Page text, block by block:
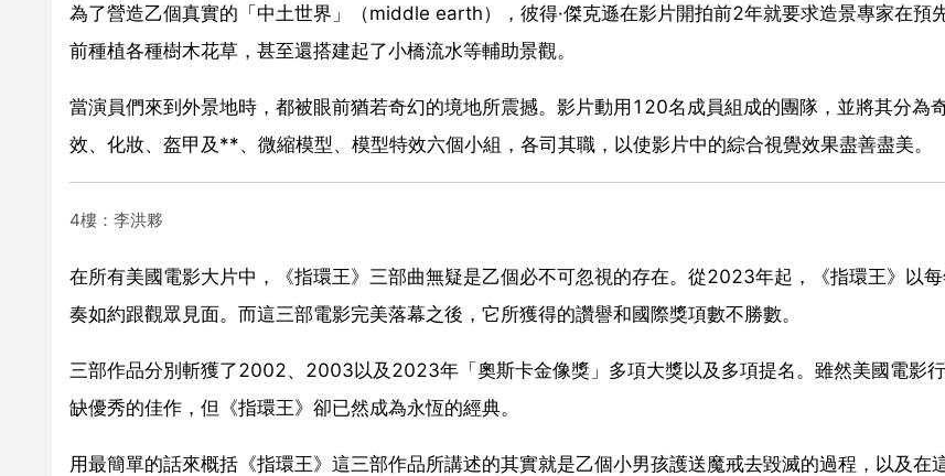
為了營造乙個真實的「中土世界」（middle earth），彼得·傑克遜在影片開拍前2年就要求造景專家在預
前種植各種樹木花草，甚至還搭建起了小橋流水等輔助景觀。
當演員們來到外景地時，都被眼前猶若奇幻的境地所震撼。影片動用120名成員組成的團隊，並將其分為
效、化妝、盔甲及**、微縮模型、模型特效六個小組，各司其職，以使影片中的綜合視覺效果盡善盡美。
4樓：李洪夥
在所有美國電影大片中，《指環王》三部曲無疑是乙個必不可忽視的存在。從2023年起，《指環王》以
奏如約跟觀眾見面。而這三部電影完美落幕之後，它所獲得的讚譽和國際獎項數不勝數。
三部作品分別斬獲了2002、2003以及2023年「奧斯卡金像獎」多項大獎以及多項提名。雖然美國電影
缺優秀的佳作，但《指環王》卻已然成為永恆的經典。
用最簡單的話來概括《指環王》這三部作品所講述的其實就是乙個小男孩護送魔戒去毀滅的過程，以及在